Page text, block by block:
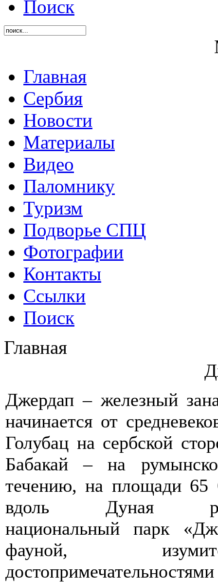
Поиск
Главная
Сербия
Новости
Материалы
Видео
Паломнику
Туризм
Подворье СПЦ
Фотографии
Контакты
Ссылки
Поиск
Главная
Джердап – железный
начинается от
Голубац на сербской
Бабакай – на
течению, на площади 65
вдоль Дуная
национальный парк
фауной,